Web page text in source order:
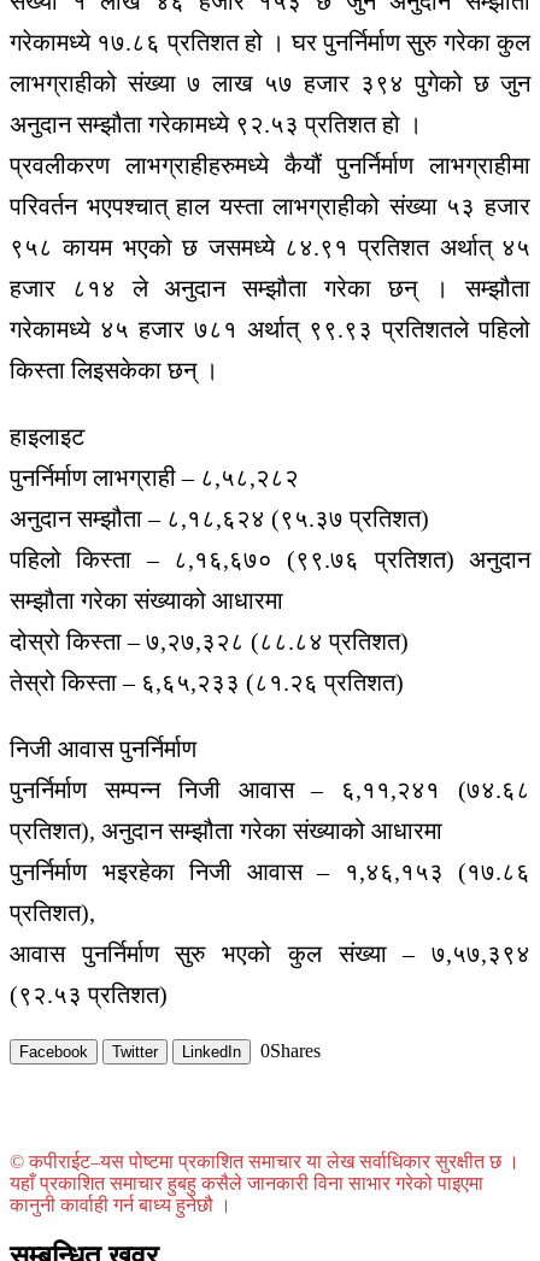
गरेकामध्ये १७.८६ प्रतिशत हो । घर पुनर्निर्माण सुरु गरेका कुल
लाभग्राहीको संख्या ७ लाख ५७ हजार ३९४ पुगेको छ जुन
अनुदान सम्झौता गरेकामध्ये ९२.५३ प्रतिशत हो ।
प्रवलीकरण लाभग्राहीहरुमध्ये कैयौं पुनर्निर्माण लाभग्राहीमा
परिवर्तन भएपश्चात् हाल यस्ता लाभग्राहीको संख्या ५३ हजार
९५८ कायम भएको छ जसमध्ये ८४.९१ प्रतिशत अर्थात् ४५
हजार ८१४ ले अनुदान सम्झौता गरेका छन् । सम्झौता
गरेकामध्ये ४५ हजार ७८१ अर्थात् ९९.९३ प्रतिशतले पहिलो
किस्ता लिइसकेका छन् ।
हाइलाइट
पुनर्निर्माण लाभग्राही – ८,५८,२८२
अनुदान सम्झौता – ८,१८,६२४ (९५.३७ प्रतिशत)
पहिलो किस्ता – ८,१६,६७० (९९.७६ प्रतिशत) अनुदान
सम्झौता गरेका संख्याको आधारमा
दोस्रो किस्ता – ७,२७,३२८ (८८.८४ प्रतिशत)
तेस्रो किस्ता – ६,६५,२३३ (८१.२६ प्रतिशत)
निजी आवास पुनर्निर्माण
पुनर्निर्माण सम्पन्न निजी आवास – ६,११,२४१ (७४.६८
प्रतिशत), अनुदान सम्झौता गरेका संख्याको आधारमा
पुनर्निर्माण भइरहेका निजी आवास – १,४६,१५३ (१७.८६
प्रतिशत),
आवास पुनर्निर्माण सुरु भएको कुल संख्या – ७,५७,३९४
(९२.५३ प्रतिशत)
Facebook Twitter LinkedIn 0Shares
© कपीराईट–यस पोष्टमा प्रकाशित समाचार या लेख सर्वाधिकार सुरक्षीत छ ।
यहाँ प्रकाशित समाचार हुबहु कसैले जानकारी विना साभार गरेको पाइएमा
कानुनी कार्वाही गर्न बाध्य हुनेछौ ।